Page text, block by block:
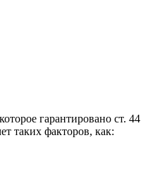
гарантировано ст. 44
таких факторов, как: